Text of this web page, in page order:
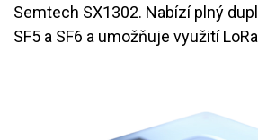
Semtech SX1302. Nabízí plný
SF5 a SF6 a umožňuje využití